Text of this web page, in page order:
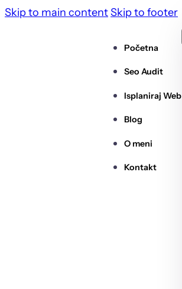
Skip to main contentSkip to footer
Početna
Seo Audit
Isplaniraj Web
Blog
O meni
Kontakt